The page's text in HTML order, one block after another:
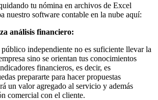
tu nómina en archivos de Excel
nuestro software contable en la nube aquí:
análisis financiero:
independiente no es suficiente llevar la
sino se orientan tus conocimientos
financieros, es decir, es
prepararte para hacer propuestas
un valor agregado al servicio y además
comercial con el cliente.